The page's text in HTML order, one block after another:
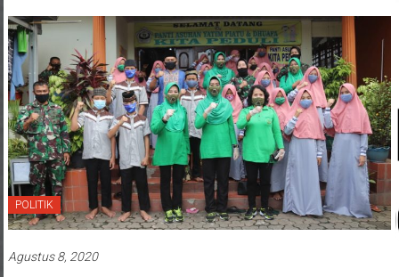
POLITIK
Agustus 8, 2020